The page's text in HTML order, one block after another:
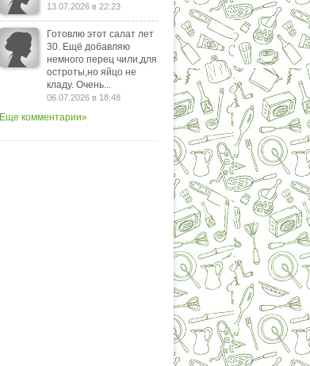
13.07.2026 в 22:23
Готовлю этот салат лет
30. Ещё добавляю
немного перец чили,для
остроты,но яйцо не
кладу. Очень...
06.07.2026 в 18:48
Еще комментарии»